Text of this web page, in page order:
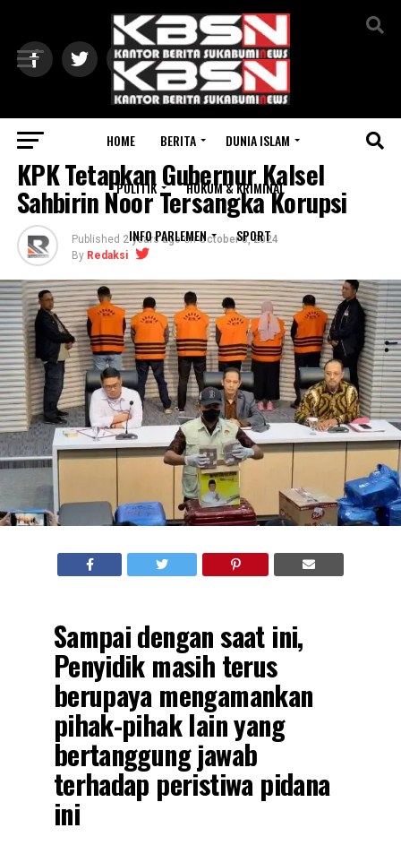
HOME BERITA DUNIA ISLAM
POLITIK HUKUM & KRIMINAL
INFO PARLEMEN SPORT
HUKUM & KRIMINAL
KPK Tetapkan Gubernur Kalsel
Sahbirin Noor Tersangka Korupsi
Published 2 years ago on October 8, 2024
By Redaksi
Sampai dengan saat ini,
Penyidik masih terus
berupaya mengamankan
pihak-pihak lain yang
bertanggung jawab
terhadap peristiwa pidana
ini
Exit mobile version